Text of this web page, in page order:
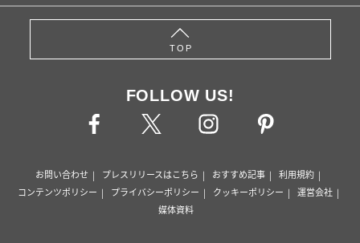
TOP
FOLLOW US!
お問い合わせ プレスリリースはこちら おすすめ記事
利用規約
コンテンツポリシー
プライバシーポリシー クッキーポリシー
運営会社
媒体資料